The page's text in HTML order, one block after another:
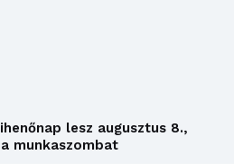
lesz augusztus 8.,
munkaszombat